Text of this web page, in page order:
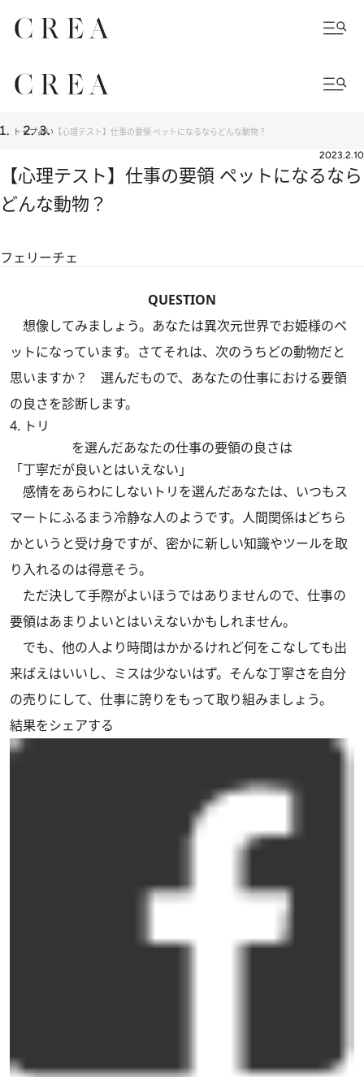
トップ占い 【心理テスト】仕事の要領 ペットになるならどんな動物？
2023.2.10
【心理テスト】仕事の要領 ペットになるなら
どんな動物？
フェリーチェ
QUESTION
想像してみましょう。あなたは異次元世界でお姫様のペ
ットになっています。さてそれは、次のうちどの動物だと
思いますか？ 選んだもので、あなたの仕事における要領
の良さを診断します。
4. トリ
を選んだあなたの仕事の要領の良さは
「丁寧だが良いとはいえない」
感情をあらわにしないトリを選んだあなたは、いつもス
マートにふるまう冷静な人のようです。人間関係はどちら
かというと受け身ですが、密かに新しい知識やツールを取
り入れるのは得意そう。
ただ決して手際がよいほうではありませんので、仕事の
要領はあまりよいとはいえないかもしれません。
でも、他の人より時間はかかるけれど何をこなしても出
来ばえはいいし、ミスは少ないはず。そんな丁寧さを自分
の売りにして、仕事に誇りをもって取り組みましょう。
結果をシェアする